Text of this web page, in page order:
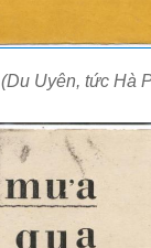
Uyên, tức Hà